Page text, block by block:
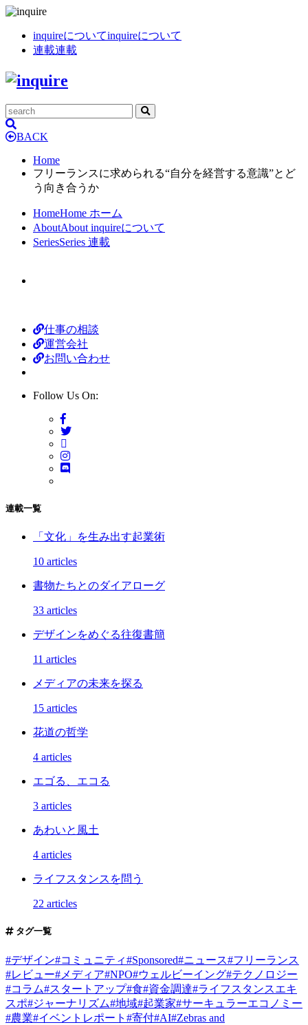
inquireについてinquireについて
連載連載
BACK
Home
フリーランスに求められる“自分を経営する意識”とど
う向き合うか
HomeHome ホーム
AboutAbout inquireについて
SeriesSeries 連載
仕事の相談
運営会社
お問い合わせ
Follow Us On:
連載一覧
「文化」を生み出す起業術
10 articles
書物たちとのダイアローグ
33 articles
デザインをめぐる往復書簡
11 articles
メディアの未来を探る
15 articles
花道の哲学
4 articles
エゴる、エコる
3 articles
あわいと風土
4 articles
ライフスタンスを問う
22 articles
タグ一覧
#デザイン#コミュニティ#Sponsored#ニュース#フリーランス
#レビュー# メディア#NPO#ウェルビーイング#テクノロジー
#コラム#スタートアップ#食#資金調達#ライフスタンスエキ
スポ#ジャーナリズム#地域#起業家#サーキュラーエコノミー
#農業#イベントレポート #寄付#AI#Zebras and